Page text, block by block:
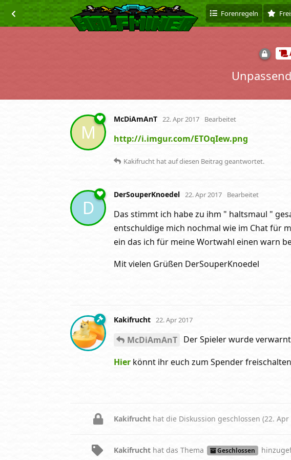
Forenregeln
M
McDiAmAnT 22. Apr 2017 Bearbeitet
http://i.imgur.com/ETOqIew.png
Kakifrucht hatauf diesen Beitrag geantwortet.
D
DerSouperKnoedel 22. Apr 2017 Bearbeitet
Das stimmt ich habe zu ihm " haltsmaul "
entschuldige mich nochmal wie im Chat für
ein das ich für meine Wortwahl einen warn
Mit vielen Grüßen DerSouperKnoedel
Kakifrucht 22. Apr 2017
McDiAmAnT Der Spieler wurde
Hier könnt ihr euch zum Spender
Kakifrucht hat die Diskussion geschlossen (22. Apr
Kakifrucht hat das Thema Geschlossen